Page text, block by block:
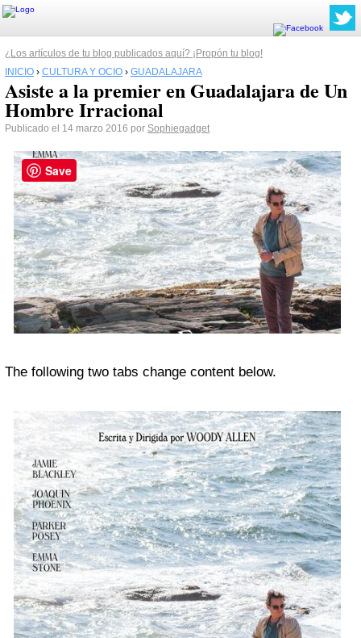
¿Los artículos de tu blog publicados aquí? ¡Propón tu blog!
INICIO › CULTURA Y OCIO › GUADALAJARA
Asiste a la premier en Guadalajara de Un
Hombre Irracional
Publicado el 14 marzo 2016 por Sophiegadget
The following two tabs change content below.
Save